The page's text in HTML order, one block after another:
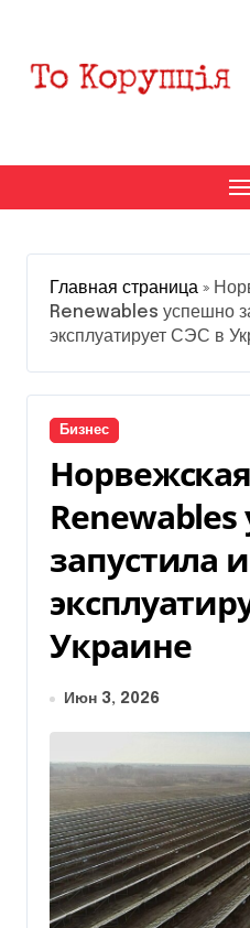
содержанию
Главная страница »
Renewables успешно
эксплуатирует СЭС в
Бизнес
запустила и
Украине
Июн 3, 2026